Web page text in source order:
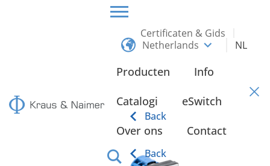
Certificaten & Gids
Netherlands
NL
Producten
Back
Info
Catalogi eSwitch
Over ons
Back
Contact
Distributeurs
.